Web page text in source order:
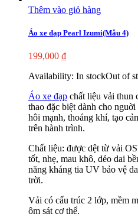
Thêm vào giỏ hàng
Áo xe đạp Pearl Izumi(Mẫu 4)
199,000 ₫
Availability: In stockOut of
Áo xe đạp chất liệu vải thun
thao đặc biệt dành cho nguời
hôi mạnh, thoáng khí, tạo
trên hành trình.
Chất liệu: được dệt từ vải
tốt, nhẹ, mau khô, dẻo dai
năng kháng tia UV bảo vệ
trời.
Vải có cấu trúc 2 lớp, mềm
ôm sát cơ thể.